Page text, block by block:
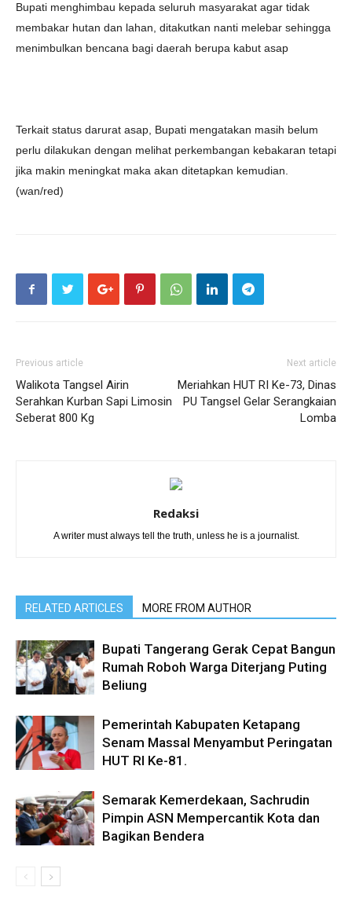
Bupati menghimbau kepada seluruh masyarakat agar tidak
membakar hutan dan lahan, ditakutkan nanti melebar sehingga
menimbulkan bencana bagi daerah berupa kabut asap
Terkait status darurat asap, Bupati mengatakan masih belum
perlu dilakukan dengan melihat perkembangan kebakaran tetapi
jika makin meningkat maka akan ditetapkan kemudian.
(wan/red)
Previous article
Walikota Tangsel Airin
Serahkan Kurban Sapi Limosin
Seberat 800 Kg
Next article
Meriahkan HUT RI Ke-73, Dinas
PU Tangsel Gelar Serangkaian
Lomba
Redaksi
A writer must always tell the truth, unless he is a journalist.
RELATED ARTICLES MORE FROM AUTHOR
Bupati Tangerang Gerak Cepat Bangun
Rumah Roboh Warga Diterjang Puting
Beliung
Pemerintah Kabupaten Ketapang
Senam Massal Menyambut Peringatan
HUT RI Ke-81.
Semarak Kemerdekaan, Sachrudin
Pimpin ASN Mempercantik Kota dan
Bagikan Bendera